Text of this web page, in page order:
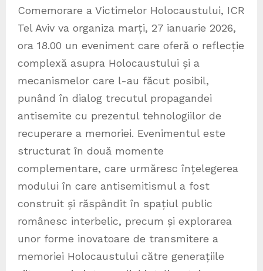
Comemorare a Victimelor Holocaustului, ICR
Tel Aviv va organiza marți, 27 ianuarie 2026,
ora 18.00 un eveniment care oferă o reflecție
complexă asupra Holocaustului și a
mecanismelor care l-au făcut posibil,
punând în dialog trecutul propagandei
antisemite cu prezentul tehnologiilor de
recuperare a memoriei. Evenimentul este
structurat în două momente
complementare, care urmăresc înțelegerea
modului în care antisemitismul a fost
construit și răspândit în spațiul public
românesc interbelic, precum și explorarea
unor forme inovatoare de transmitere a
memoriei Holocaustului către generațiile